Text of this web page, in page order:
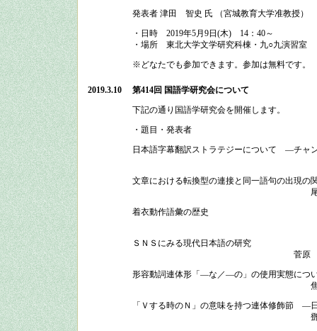
発表者 津田 智史 氏 （宮城教育大学准教授）
・日時 2019年5月 9日 (木) 14：40～
・場所 東北大学文学研究科棟・九○九演習室
※どなたでも参加できます。参加は無料です。
2019.3.10 第414回 国語学研究会について
下記の通り 国語学研究会を開催します。
・題目・発表者
日本語字幕翻訳ストラテジーについて ―チャ
文章における転換型の連接と同一語句の出現
着衣動作語彙の歴史
ＳＮＳにみる現代日本語の研究
菅原
形容動詞連体形「―な／―の」の使用実態に
「Ｖする時のＮ」の意味を持つ連体修飾節